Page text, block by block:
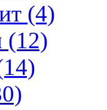
(4)
(12)